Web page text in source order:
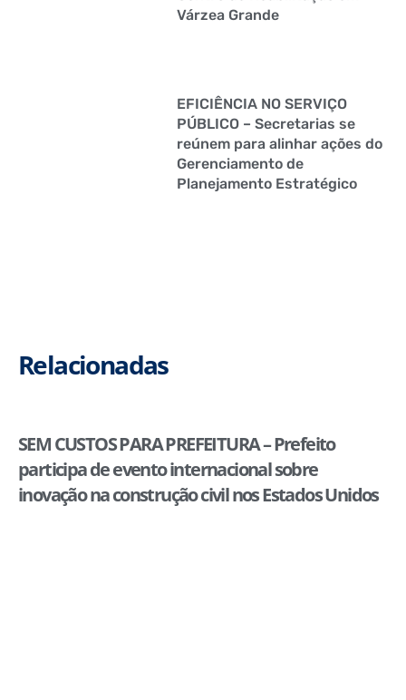
Várzea Grande
EFICIÊNCIA NO SERVIÇO
PÚBLICO – Secretarias se
reúnem para alinhar ações do
Gerenciamento de
Planejamento Estratégico
Relacionadas
SEM CUSTOS PARA PREFEITURA – Prefeito
participa de evento internacional sobre
inovação na construção civil nos Estados Unidos